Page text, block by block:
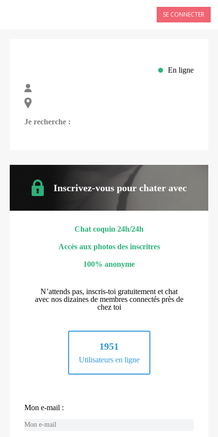
SE CONNECTER
En ligne
Je recherche :
Inscrivez-vous pour chater avec
Chat coquin 24h/24h
Accès aux photos des inscritres
100% anonyme
N’attends pas, inscris-toi gratuitement et chat
avec nos dizaines de membres connectés près de
chez toi
1951
Utilisateurs en ligne
Mon e-mail :